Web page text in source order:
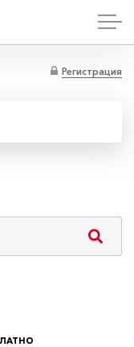
Регистрация